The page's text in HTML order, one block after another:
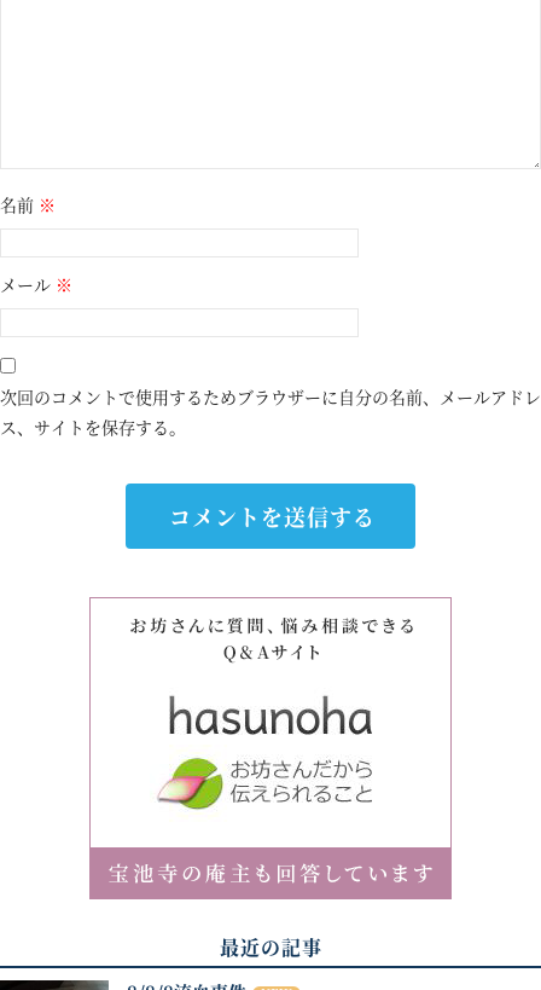
名前 ※
メール ※
次回のコメントで使用するためブラウザーに自分の名前、メールアドレ
ス、サイトを保存する。
最近の記事